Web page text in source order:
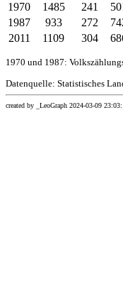
1970
1485 241
1987
933 272
2011
1109 304
1970 und 1987:
Datenquelle: Statistisches
created by _LeoGraph 2024-03-09